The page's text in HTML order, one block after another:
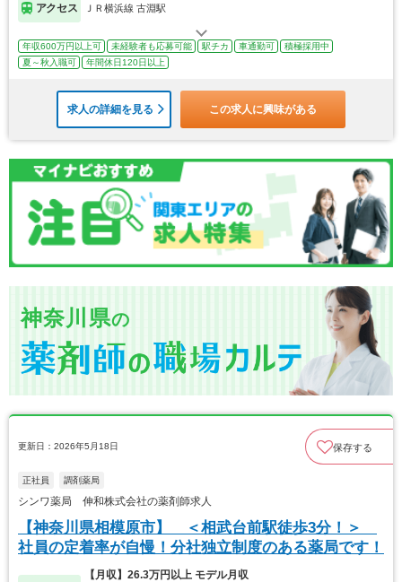
アクセス ＪＲ横浜線 古淵駅
年収600万円以上可 未経験者も応募可能 駅チカ 車通勤可
積極採用中
夏～秋入職可
年間休日120日以上
求人の詳細を見る この求人に興味がある
神奈川県の
更新日：2026年5月18日 保存する
正社員 調剤薬局
シンワ薬局 伸和株式会社の薬剤師求人
【神奈川県相模原市】 ＜相武台前駅徒歩3分！＞
社員の定着率が自慢！分社独立制度のある薬局です！
【月収】26.3万円以上 モデル月収